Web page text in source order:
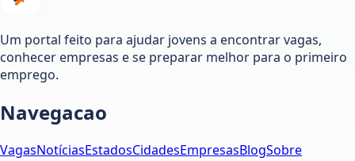
Um portal feito para ajudar jovens a encontrar vagas,
conhecer empresas e se preparar melhor para o primeiro
emprego.
Navegacao
VagasNotíciasEstadosCidadesEmpresasBlogSobre